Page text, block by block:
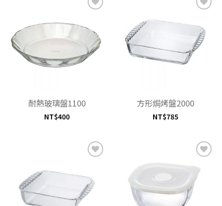
望清
單」
耐熱玻璃盤1100
NT$400
望清
單」
方形焗烤盤2000
NT$785
望清
單」
「願